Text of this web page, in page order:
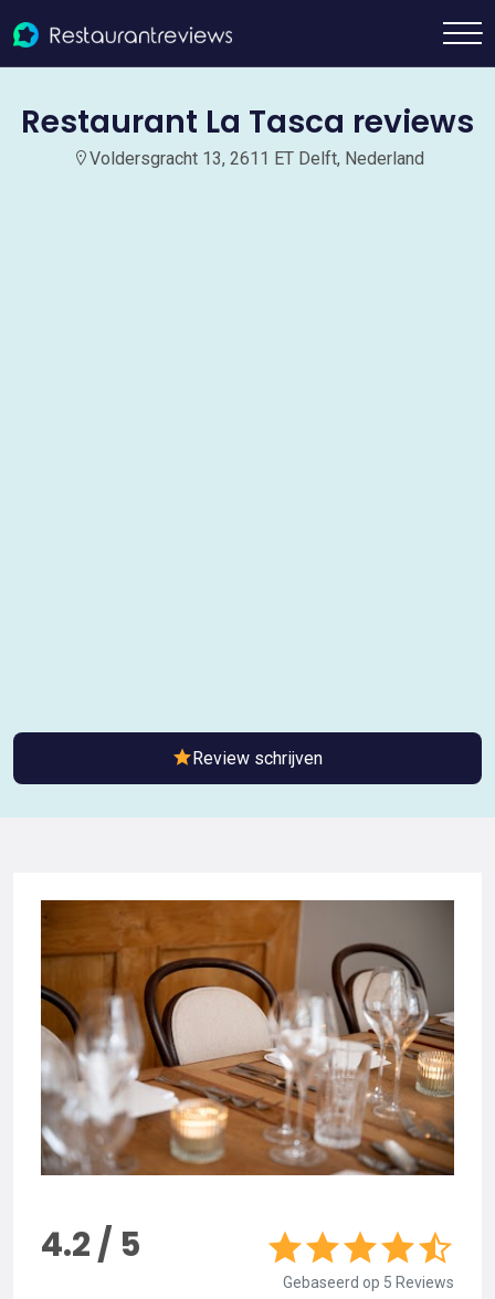
Restaurant La Tasca reviews
Voldersgracht 13, 2611 ET Delft, Nederland
Review schrijven
4.2 / 5
Gebaseerd op 5 Reviews